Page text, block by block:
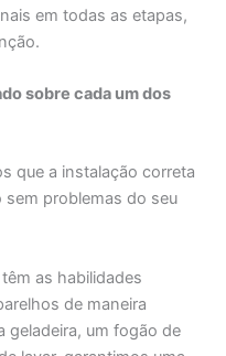
em todas as etapas,
sobre cada um dos
que a instalação correta
sem problemas do seu
as habilidades
de maneira
geladeira, um fogão de